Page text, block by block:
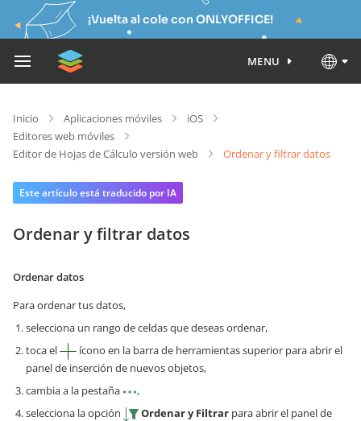
¡Vuelta al cole con ONLYOFFICE!
MENU
Inicio Aplicaciones móviles
iOS
Editores web móviles
Editor de Hojas de Cálculo versión web
Ordenar y filtrar datos
Este artículo está traducido por IA
Ordenar y filtrar datos
Ordenar datos
Para ordenar tus datos,
selecciona un rango de celdas que deseas ordenar,
toca el
ícono en la barra de herramientas superior para abrir el
panel de inserción de nuevos objetos,
cambia a la pestaña
,
selecciona la opción
Ordenar y Filtrar para abrir el panel de